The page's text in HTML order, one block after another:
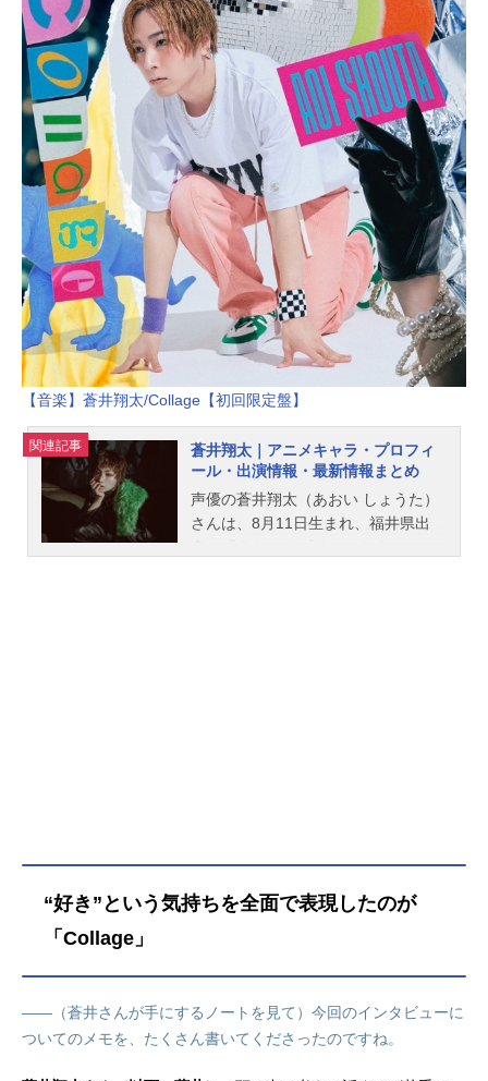
【音楽】蒼井翔太/Collage【初回限定盤】
関連記事
蒼井翔太｜アニメキャラ・プロフィ
ール・出演情報・最新情報まとめ
声優の蒼井翔太（あおい しょうた）
さんは、8月11日生まれ、福井県出
“好き”という気持ちを全面で表現したのが
「Collage」
――（蒼井さんが手にするノートを見て）今回のインタビューに
ついてのメモを、たくさん書いてくださったのですね。